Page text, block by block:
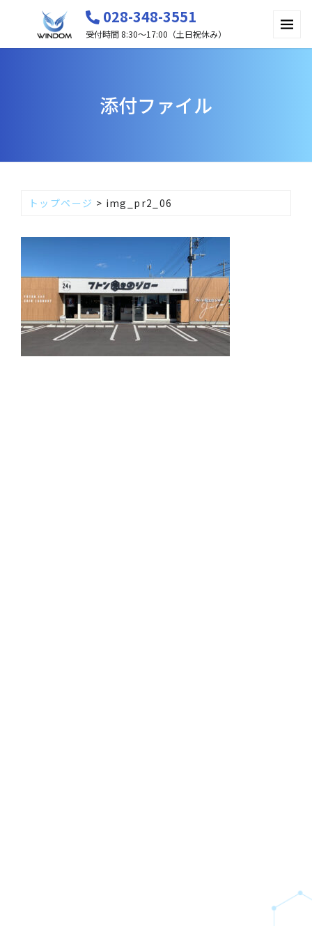
028-348-3551
受付時間 8:30〜17:00（土日祝休み）
添付ファイル
トップページ > img_pr2_06